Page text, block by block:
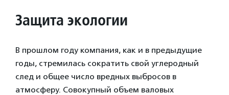
Защита экологии
В прошлом году компания, как и в предыдущие
годы, стремилась сократить свой углеродный
след и общее число вредных выбросов в
атмосферу. Совокупный объем валовых